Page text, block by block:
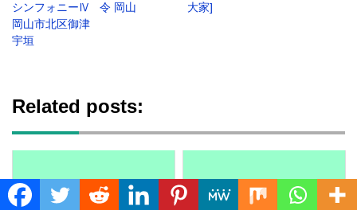
シンフォニーⅣ
岡山市北区御津
宇垣
令 岡山
大家]
Related posts:
間取りでK・DK・LDKって 【岡山市】過去に家賃滞納
Translate »